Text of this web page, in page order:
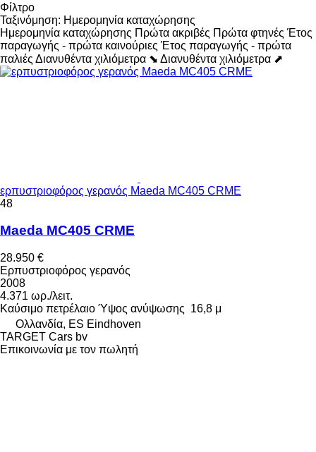
Φίλτρο
Ταξινόμηση: Ημερομηνία καταχώρησης
Ημερομηνία καταχώρησης Πρώτα ακριβές Πρώτα φτηνές Έτος
παραγωγής - πρώτα καινούριες Έτος παραγωγής - πρώτα
παλιές Διανυθέντα χιλιόμετρα ⬊ Διανυθέντα χιλιόμετρα ⬈
ερπυστριοφόρος γερανός Maeda MC405 CRME
48
Maeda MC405 CRME
28.950 €
Ερπυστριοφόρος γερανός
2008
4.371 ωρ./λειτ.
Καύσιμο πετρέλαιο Ύψος ανύψωσης 16,8 μ
Ολλανδία, ES Eindhoven
TARGET Cars bv
Επικοινωνία με τον πωλητή